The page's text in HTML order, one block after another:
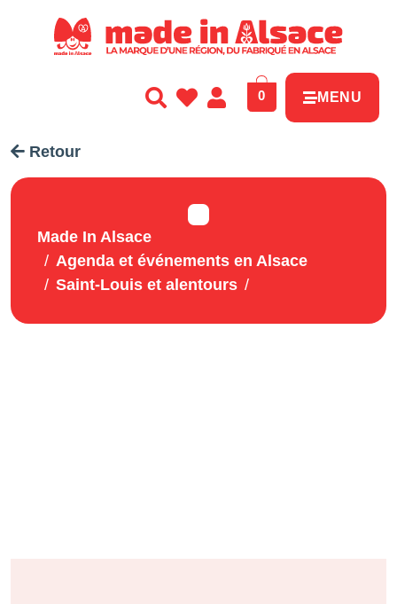
0 MENU
Retour
Made In Alsace
Agenda et événements en Alsace
Saint-Louis et alentours